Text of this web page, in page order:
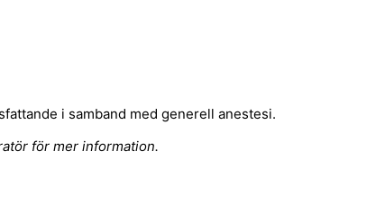
i samband med generell anestesi.
för mer information.